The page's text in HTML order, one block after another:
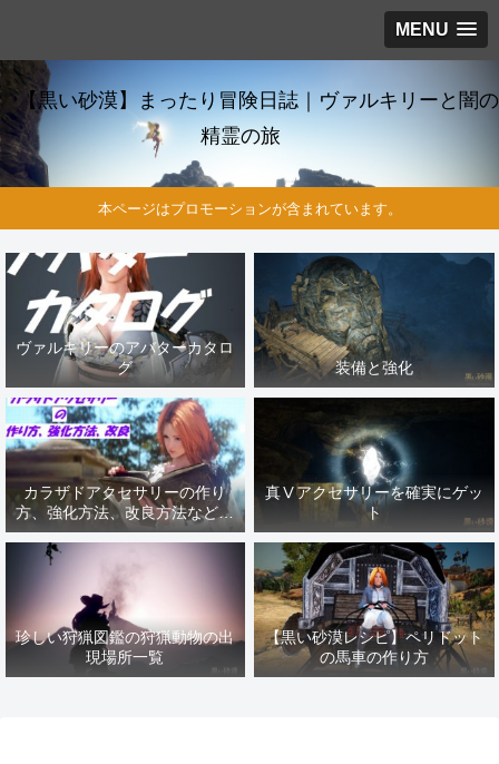
MENU
【黒い砂漠】まったり冒険日誌｜ヴァルキリーと闇の
精霊の旅
本ページはプロモーションが含まれています。
ヴァルキリーのアバターカタロ
グ
装備と強化
カラザドアクセサリーの作り
方、強化方法、改良方法などま
とめ【黒い砂漠冒険日誌１４１
真Ⅴアクセサリーを確実にゲッ
ト
珍しい狩猟図鑑の狩猟動物の出
現場所一覧
【黒い砂漠レシピ】ペリドット
の馬車の作り方